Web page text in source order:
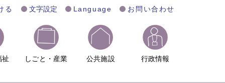
る 文字設定 Language お問い合わせ
祉 しごと・産業 公共施設 行政情報